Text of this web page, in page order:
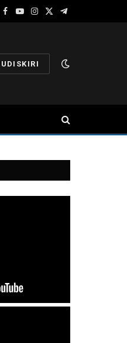
Facebook
YouTube
Instagram
X
Telegram